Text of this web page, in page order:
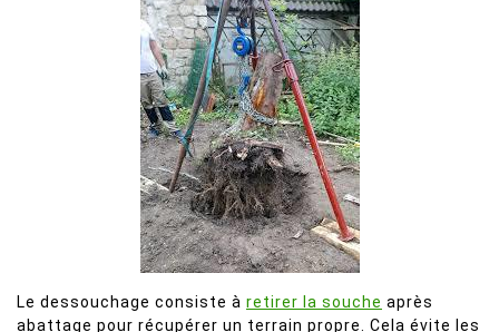
Le dessouchage consiste à retirer la souche après
abattage pour récupérer un terrain propre. Cela évite les